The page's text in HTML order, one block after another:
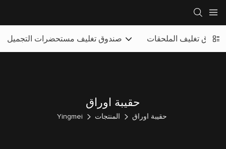
صندوق تغليف مستحضرات التجميل تغليف الملحقات
حقيبة اوراق
Yingmei المنتجات حقيبة اوراق